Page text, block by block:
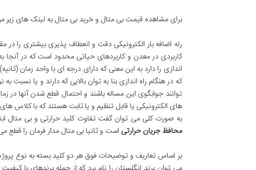
برای مشاهده قیمت بی متال و خرید بی متال به لینک های زیر
رله اضافه بار الکترونیکی دقت و انعطاف پذیری بیشتری را در
کاربردی در معدن و کاربردهای حیاتی محدود است که در آنجا
که در هنگام راه اندازی بنا به توان بالایی که دارند و یا نسبت
توانند جوابگوی این مساله باشند و احتمال قطع شدن آنها در
های الکترونیکی یا قابل تنظیم و یا ثابت هستند که با کلاس های 5 و 10 و 20 و یا 30 ارائه می شوند.
به صورت کلی می توان گفت تفاوت کلید حرارتی و بی متال
محافظ جریان حرارتی است و ثانیا بی متال مدار فرمان را قطع
بر اساس تعاریف و توضیحات فوق هر دو کلید بسته به نوع پروژه